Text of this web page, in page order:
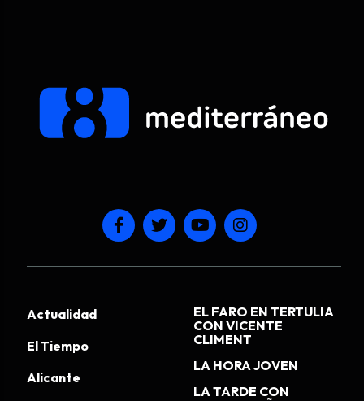
Actualidad
El Tiempo
Alicante
EL FARO EN TERTULIA
CON VICENTE
CLIMENT
LA HORA JOVEN
LA TARDE CON